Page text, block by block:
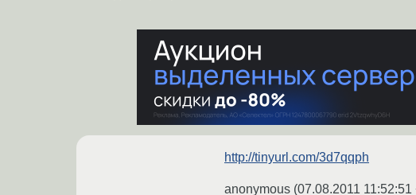
http://tinyurl.com/3d7qqph
anonymous (07.08.2011 11:52:51